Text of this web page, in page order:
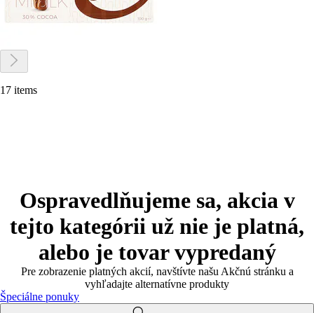
17 items
Ospravedlňujeme sa, akcia v
tejto kategórii už nie je platná,
alebo je tovar vypredaný
Pre zobrazenie platných akcií, navštívte našu Akčnú stránku a
vyhľadajte alternatívne produkty
Špeciálne ponuky